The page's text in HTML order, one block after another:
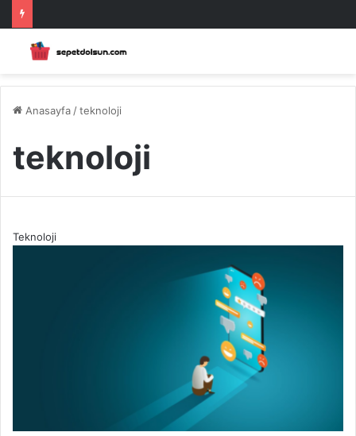
Anasayfa /teknoloji
teknoloji
Teknoloji